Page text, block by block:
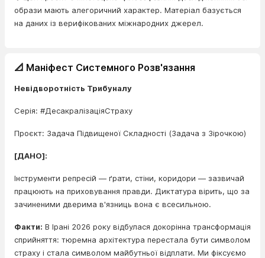
образи мають алегоричний характер. Матеріал базується
на даних із верифікованих міжнародних джерел.
📐 Маніфест Системного Розв'язання
Невідворотність Трибуналу
Серія: #ДесакралізаціяСтраху
Проєкт: Задача Підвищеної Складності (Задача з Зірочкою)
[ДАНО]:
Інструменти репресій — ґрати, стіни, коридори — зазвичай
працюють на приховування правди. Диктатура вірить, що за
зачиненими дверима в'язниць вона є всесильною.
Факти: В Ірані 2026 року відбулася докорінна трансформація
сприйняття: тюремна архітектура перестала бути символом
страху і стала символом майбутньої відплати. Ми фіксуємо